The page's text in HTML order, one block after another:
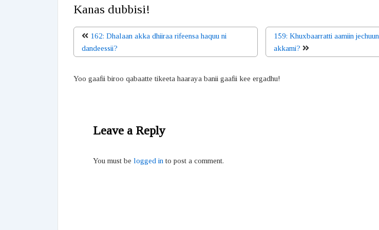
Kanas dubbisi!
162: Dhalaan akka dhiiraa rifeensa haquu ni
dandeessii?
159: Khuxbaarratti aamiin jechuun
akkami?
Yoo gaafii biroo qabaatte tikeeta haaraya banii gaafii kee ergadhu!
Leave a Reply
You must be logged in to post a comment.